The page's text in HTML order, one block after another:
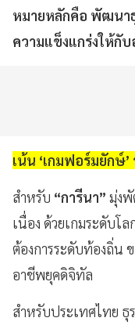
หมายหลักคือ พัฒนา
ความแข็งแกร่งให้กั
เน้น ‘เกมฟอร์มยักษ์’
สำหรับ “การีนา” มุ่ง
เนื่อง ด้วยเกมระดับโ
ต้องการระดับท้องถิ่น
อาชีพยุคดิจิทัล
สำหรับประเทศไทย ธุ